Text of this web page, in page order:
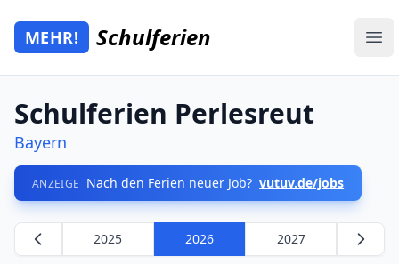
Zum Hauptinhalt springen
Mehr Schulferien
MEHR! Schulferien
Schulferien Perlesreut
Bayern
ANZEIGE Nach den Ferien neuer Job? vutuv.de/jobs
2025 2026 2027